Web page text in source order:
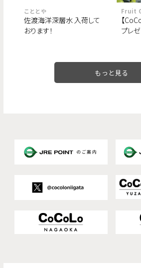
こととや
佐渡海洋深層水 入荷して
おります！
Fruit
【
プレ
もっと見る